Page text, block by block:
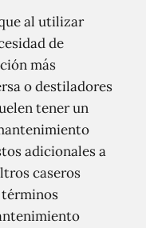
al utilizar
de
más
o destiladores
tener un
adicionales a
caseros
términos